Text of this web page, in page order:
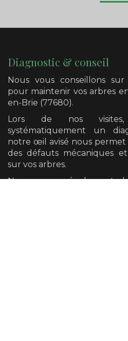
Diagnostic & conseil
Nous vous conseillons
pour maintenir vos arbres
en-Brie (77680).
Lors de nos visites,
systématiquement un
notre œil avisé nous
des défauts mécaniques
sur vos arbres.
Nous avons également